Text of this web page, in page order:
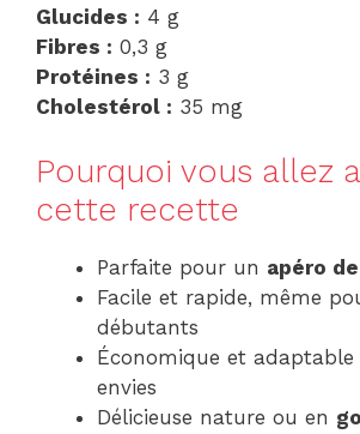
Glucides : 4 g
Fibres : 0,3 g
Protéines : 3 g
Cholestérol : 35 mg
Pourquoi vous allez
cette recette
Parfaite pour un apéro
Facile et rapide, même
débutants
Économique et adaptable
envies
Délicieuse nature ou en